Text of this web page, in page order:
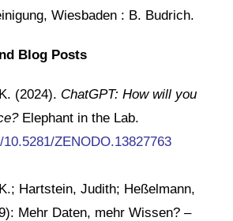
Wiesbaden : B. Budrich.
Blog Posts
(2024). ChatGPT: How will you
Elephant in the Lab.
ZENODO.13827763
Hartstein, Judith; Heßelmann,
Mehr Daten, mehr Wissen? –